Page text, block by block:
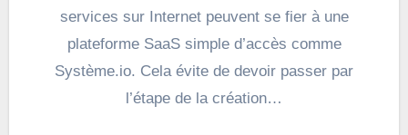
services sur Internet peuvent se fier à une
plateforme SaaS simple d’accès comme
Système.io. Cela évite de devoir passer par
l’étape de la création…